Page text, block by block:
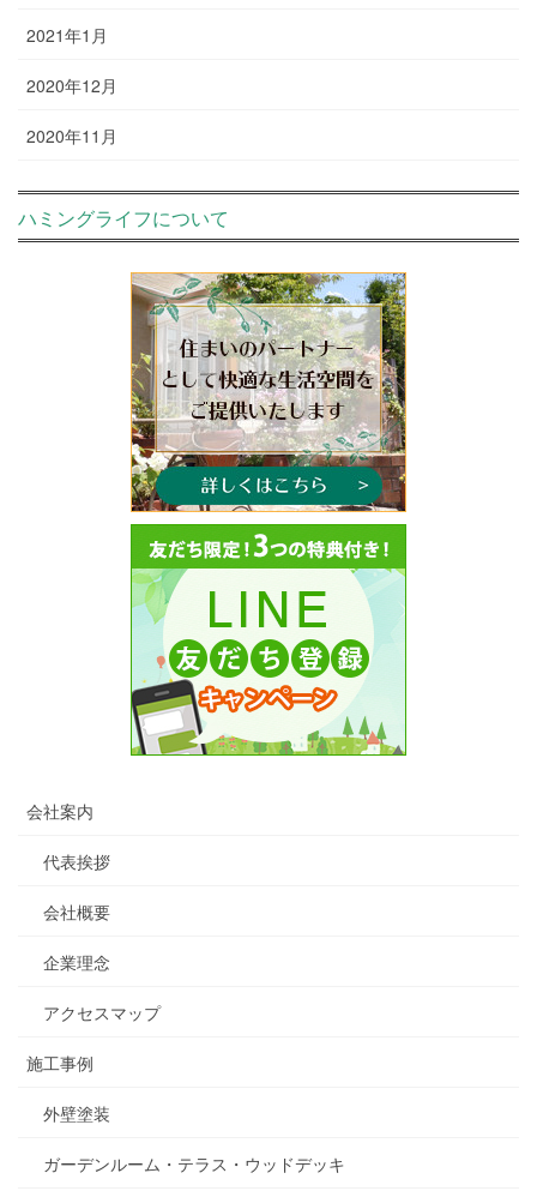
2021年1月
2020年12月
2020年11月
ハミングライフについて
会社案内
代表挨拶
会社概要
企業理念
アクセスマップ
施工事例
外壁塗装
ガーデンルーム・テラス・ウッドデッキ